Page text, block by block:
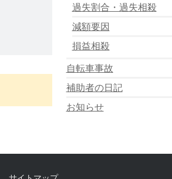
過失割合・過失相殺
減額要因
損益相殺
自転車事故
補助者の日記
お知らせ